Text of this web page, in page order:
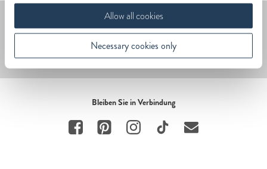
Allow all cookies
Necessary cookies only
Melden Sie sich an - 20% Rabatt.
Bleiben Sie in Verbindung